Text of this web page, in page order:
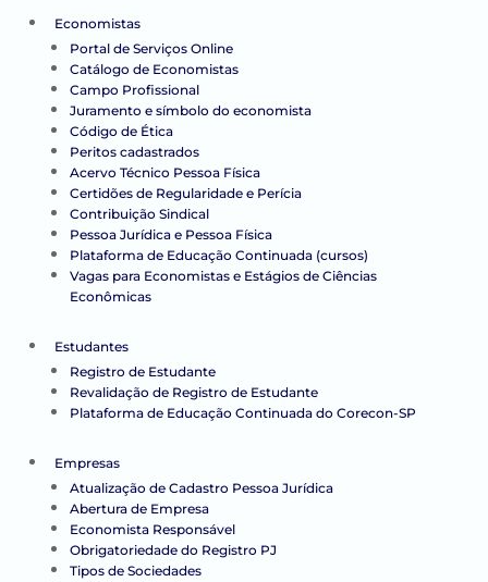
Economistas
Portal de Serviços Online
Catálogo de Economistas
Campo Profissional
Juramento e símbolo do economista
Código de Ética
Peritos cadastrados
Acervo Técnico Pessoa Física
Certidões de Regularidade e Perícia
Contribuição Sindical
Pessoa Jurídica e Pessoa Física
Plataforma de Educação Continuada (cursos)
Vagas para Economistas e Estágios de Ciências
Econômicas
Estudantes
Registro de Estudante
Revalidação de Registro de Estudante
Plataforma de Educação Continuada do Corecon-SP
Empresas
Atualização de Cadastro Pessoa Jurídica
Abertura de Empresa
Economista Responsável
Obrigatoriedade do Registro PJ
Tipos de Sociedades